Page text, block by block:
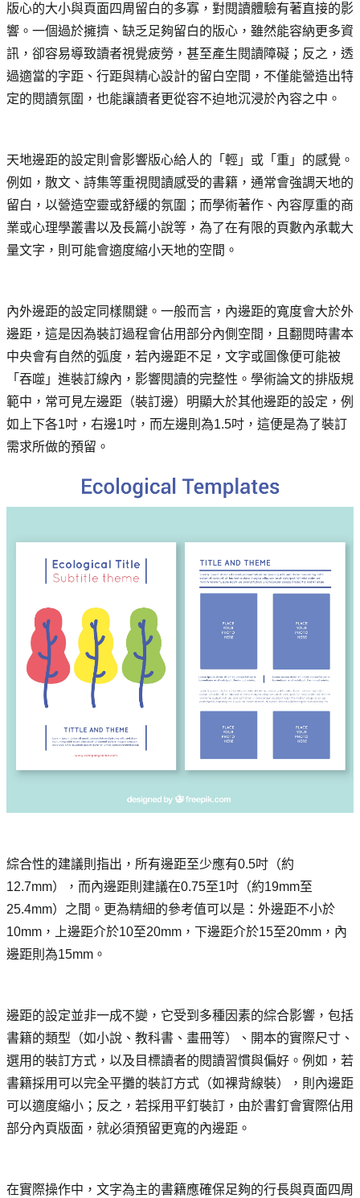
版心的大小與頁面四周留白的多寡，對閱讀體驗有著直接的影
響。一個過於擁擠、缺乏足夠留白的版心，雖然能容納更多資
訊，卻容易導致讀者視覺疲勞，甚至產生閱讀障礙；反之，透
過適當的字距、行距與精心設計的留白空間，不僅能營造出特
定的閱讀氛圍，也能讓讀者更從容不迫地沉浸於內容之中。
天地邊距的設定則會影響版心給人的「輕」或「重」的感覺。
例如，散文、詩集等重視閱讀感受的書籍，通常會強調天地的
留白，以營造空靈或舒緩的氛圍；而學術著作、內容厚重的商
業或心理學叢書以及長篇小說等，為了在有限的頁數內承載大
量文字，則可能會適度縮小天地的空間。
內外邊距的設定同樣關鍵。一般而言，內邊距的寬度會大於外
邊距，這是因為裝訂過程會佔用部分內側空間，且翻閱時書本
中央會有自然的弧度，若內邊距不足，文字或圖像便可能被
「吞噬」進裝訂線內，影響閱讀的完整性。學術論文的排版規
範中，常可見左邊距（裝訂邊）明顯大於其他邊距的設定，例
如上下各1吋，右邊1吋，而左邊則為1.5吋，這便是為了裝訂
需求所做的預留。
綜合性的建議則指出，所有邊距至少應有0.5吋（約
12.7mm），而內邊距則建議在0.75至1吋（約19mm至
25.4mm）之間。更為精細的參考值可以是：外邊距不小於
10mm，上邊距介於10至20mm，下邊距介於15至20mm，內
邊距則為15mm。
邊距的設定並非一成不變，它受到多種因素的綜合影響，包括
書籍的類型（如小說、教科書、畫冊等）、開本的實際尺寸、
選用的裝訂方式，以及目標讀者的閱讀習慣與偏好。例如，若
書籍採用可以完全平攤的裝訂方式（如裸背線裝），則內邊距
可以適度縮小；反之，若採用平釘裝訂，由於書釘會實際佔用
部分內頁版面，就必須預留更寬的內邊距。
在實際操作中，文字為主的書籍應確保足夠的行長與頁面四周